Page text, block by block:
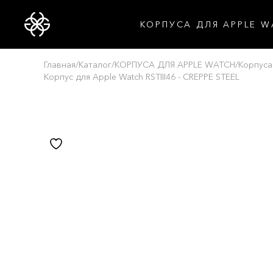
КОРПУСА ДЛЯ APPLE
Главная/Каталог/КОРПУСА ДЛЯ APPLE WATCH/
Корпус для Apple Watch RSTIII46 - CREPPE STEEL